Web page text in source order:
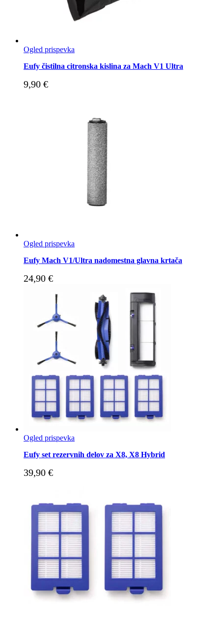
Ogled prispevka
Eufy čistilna citronska kislina za Mach V1 Ultra
9,90 €
Ogled prispevka
Eufy Mach V1/Ultra nadomestna glavna krtača
24,90 €
Ogled prispevka
Eufy set rezervnih delov za X8, X8 Hybrid
39,90 €